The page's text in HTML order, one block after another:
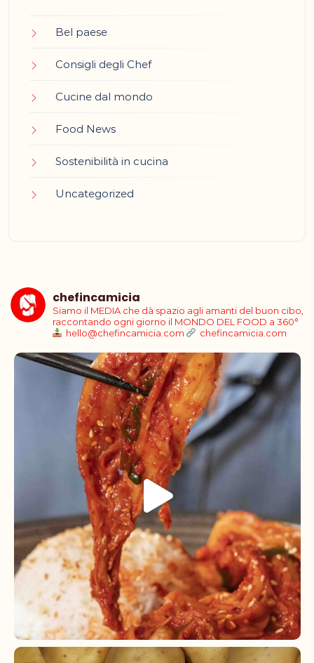
Bel paese
Consigli degli Chef
Cucine dal mondo
Food News
Sostenibilità in cucina
Uncategorized
chefincamicia
Siamo il MEDIA che dà spazio agli amanti del buon cibo,
raccontando ogni giorno il MONDO DEL FOOD a 360°
hello@chefincamicia.com
chefincamicia.com